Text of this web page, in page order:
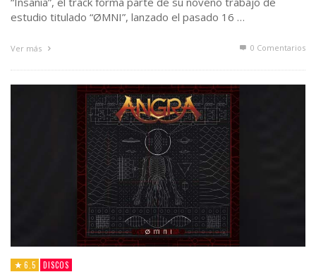
estudio titulado “ØMNI”, lanzado el pasado 16 …
Ver más 0 Comentarios
6.5 DISCOS